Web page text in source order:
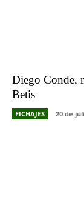
Diego Conde,
Betis
FICHAJES 20 de